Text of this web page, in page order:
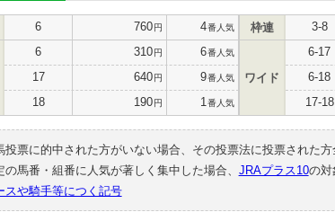
6 760円 4番人気
6 310円 6番人気
17 640円 9番人気
18 190円 1 番人気
枠連 3-8
ワイド
6-17
6-18
17-18
投票に的中された方がいない場合、その投票法に投票された方
の馬番・組番に人気が著しく集中した場合、 JRAプラス10の対
スや騎手等につく記号